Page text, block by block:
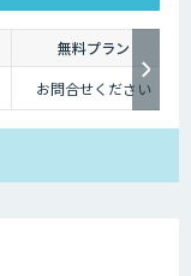
無料プラン
お問合せください